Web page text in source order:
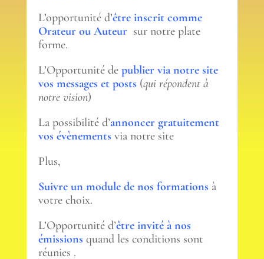
L’opportunité d’être inscrit comme
Orateur ou Auteur sur notre plate
forme.
L’Opportunité de publier via notre site
vos messages et posts (qui répondent à
notre vision)
La possibilité d’annoncer gratuitement
vos évènements via notre site
Plus,
Suivre un module de nos formations à
votre choix.
L’Opportunité d’être invité à nos
émissions quand les conditions sont
réunies .